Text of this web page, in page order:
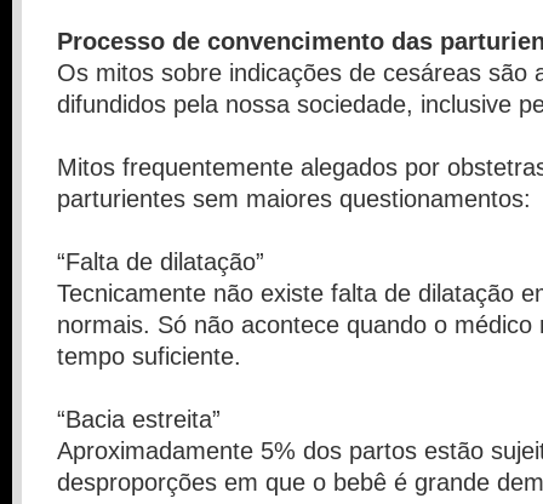
Processo de convencimento das
Os mitos sobre indicações de cesáreas são
difundidos pela nossa sociedade, inclusive
Mitos frequentemente alegados por
parturientes sem maiores questionamentos:
“Falta de dilatação”
Tecnicamente não existe falta de dilatação
normais. Só não acontece quando o médico
tempo suficiente.
“Bacia estreita”
Aproximadamente 5% dos partos estão
desproporções em que o bebê é grande